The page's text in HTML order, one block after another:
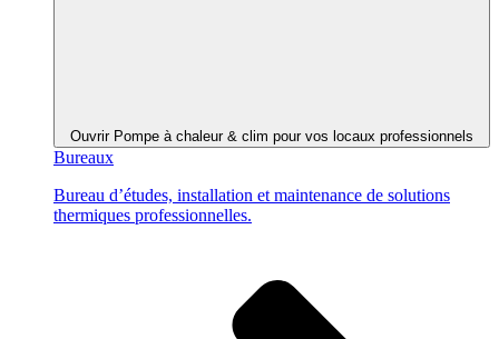
Ouvrir Pompe à chaleur & clim pour vos locaux professionnels
Bureaux
Bureau d’études, installation et maintenance de solutions
thermiques professionnelles.